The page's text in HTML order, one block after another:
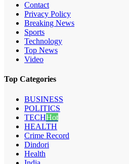
Contact
Privacy Policy
Breaking News
Sports
Technology
Top News
Video
Top Categories
BUSINESS
POLITICS
TECHHot
HEALTH
Crime Record
Dindori
Health